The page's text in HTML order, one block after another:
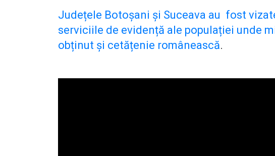
Județele Botoșani și Suceava au fost
serviciile de evidență ale populației unde
obținut și cetățenie românească.